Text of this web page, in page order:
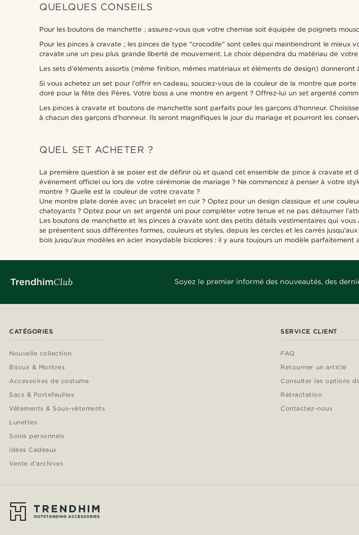
QUELQUES CONSEILS
Pour les boutons de manchette ; assurez-vous que votre chemise soit équipée de poignets
Pour les pinces à cravate ; les pinces de type "crocodile" sont celles qui maintiendront le mieux
cravate une un peu plus grande liberté de mouvement. Le choix dépendra du matériau de
Les sets d'éléments assortis (même finition, mêmes matériaux et éléments de design) donneront
Si vous achetez un set pour l'offrir en cadeau, souciez-vous de la couleur de la montre que
doré pour la fête des Pères. Votre boss a une montre en argent ? Offrez-lui un set argenté
Les pinces à cravate et boutons de manchette sont parfaits pour les garçons d’honneur.
à chacun des garçons d'honneur. Ils seront magnifiques le jour du mariage et pourront les
QUEL SET ACHETER ?
La première question à se poser est de définir où et quand cet ensemble de pince à cravate et
événement officiel ou lors de votre cérémonie de mariage ? Ne commencez à penser à votre
montre ? Quelle est la couleur de votre cravate ?
Une montre plate dorée avec un bracelet en cuir ? Optez pour un design classique et une
chatoyants ? Optez pour un set argenté uni pour compléter votre tenue et ne pas détourner
Les boutons de manchette et les pinces à cravate sont des petits détails vestimentaires qui
se présentent sous différentes formes, couleurs et styles, depuis les cercles et les carrés
bois jusqu'aux modèles en acier inoxydable bicolores : il y aura toujours un modèle parfaitement
Soyez le premier informé des nouveautés, des
CATÉGORIES
Nouvelle collection
Bijoux & Montres
Accessoires de costume
Sacs & Portefeuilles
Vêtements & Sous-vêtements
Lunettes
Soins personnels
Idées Cadeaux
Vente d'archives
SERVICE CLIENT
FAQ
Retourner un article
Consulter les options
Rétractation
Contactez-nous